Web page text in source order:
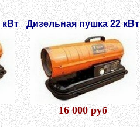
кВт Дизельная пушка 22 кВт
16 000 руб